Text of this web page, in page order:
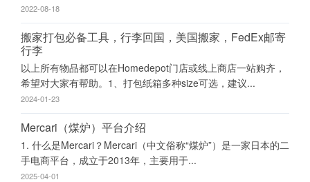
2022-08-18
搬家打包必备工具，行李回国，美国搬家，FedEx邮寄
行李
以上所有物品都可以在Homedepot门店或线上商店一站购齐，
希望对大家有帮助。1、打包纸箱多种size可选，建议...
2024-01-23
Mercari（煤炉）平台介绍
1. 什么是Mercari？Mercari（中文俗称“煤炉”）是一家日本的二
手电商平台，成立于2013年，主要用于...
2025-04-01